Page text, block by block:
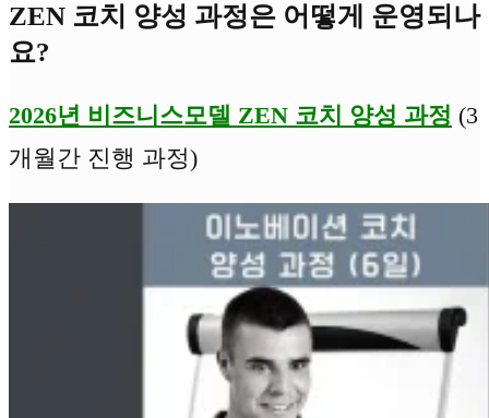
ZEN 코치 양성 과정은 어떻게 운영되나
요?
2026년 비즈니스모델 ZEN 코치 양성 과정 (3
개월간 진행 과정)